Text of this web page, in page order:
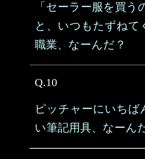
「セーラー服を買う
と、いつもたずねて
職業、なーんだ？
Q.10
ピッチャーにいちば
い筆記用具、なーん